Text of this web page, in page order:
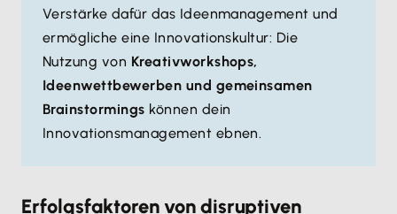
Verstärke dafür das Ideenmanagement und
ermögliche eine Innovationskultur: Die
Nutzung von Kreativworkshops,
Ideenwettbewerben und gemeinsamen
Brainstormings können dein
Innovationsmanagement ebnen.
Erfolgsfaktoren von disruptiven